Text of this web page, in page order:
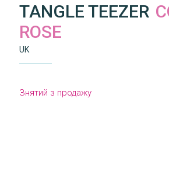
TANGLE TEEZER
ROSE
UK
Знятий з продажу